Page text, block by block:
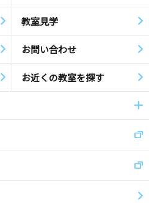
教室見学
お問い合わせ
お近くの教室を探す